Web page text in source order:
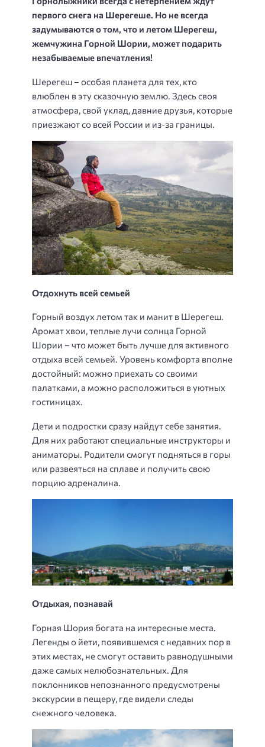
первого снега на Шерегеше. Но не всегда
задумываются о том, что и летом Шерегеш,
жемчужина Горной Шории, может подарить
незабываемые впечатления!
Шерегеш – особая планета для тех, кто
влюблен в эту сказочную землю. Здесь своя
атмосфера, свой уклад, давние друзья, которые
приезжают со всей России и из-за границы.
Отдохнуть всей семьей
Горный воздух летом так и манит в Шерегеш.
Аромат хвои, теплые лучи солнца Горной
Шории – что может быть лучше для активного
отдыха всей семьей. Уровень комфорта вполне
достойный: можно приехать со своими
палатками, а можно расположиться в уютных
гостиницах.
Дети и подростки сразу найдут себе занятия.
Для них работают специальные инструкторы и
аниматоры. Родители смогут подняться в горы
или развеяться на сплаве и получить свою
порцию адреналина.
Отдыхая, познавай
Горная Шория богата на интересные места.
Легенды о йети, появившемся с недавних пор в
этих местах, не смогут оставить равнодушными
даже самых нелюбознательных. Для
поклонников непознанного предусмотрены
экскурсии в пещеру, где видели следы
снежного человека.